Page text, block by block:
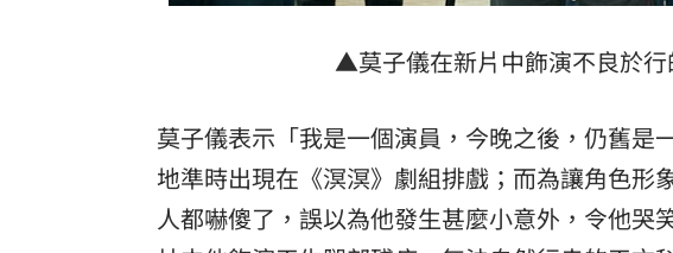
▲莫子儀在新片中飾演不良於行
莫子儀表示「我是一個演員，今晚之後，仍舊是
地準時出現在《溟溟》劇組排戲；而為讓角色形
人都嚇傻了，誤以為他發生甚麼小意外，令他哭